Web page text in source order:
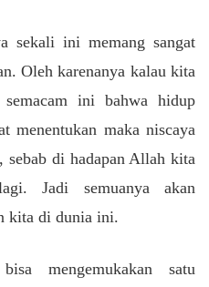
sekali ini memang sangat
Oleh karenanya kalau kita
semacam ini bahwa hidup
menentukan maka niscaya
sebab di hadapan Allah kita
Jadi semuanya akan
kita di dunia ini.
mengemukakan satu